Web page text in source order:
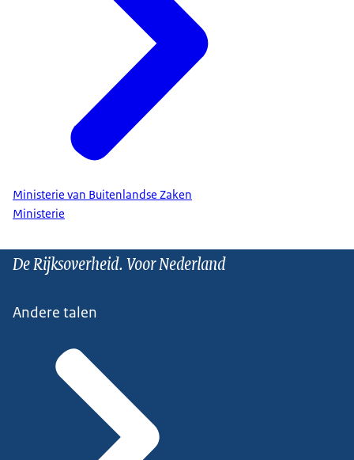
Ministerie van Buitenlandse Zaken
Ministerie
De Rijksoverheid. Voor Nederland
Andere talen